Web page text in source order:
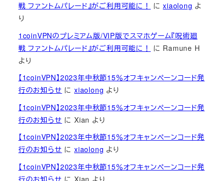
戦 ファントムパレード』がご利用可能に！
にxiaolong よ
り
1coinVPNのプレミアム版/VIP版でスマホゲーム『呪術廻
戦 ファントムパレード』がご利用可能に！
に Ramune H
より
【1coinVPN】2023年中秋節15％オフキャンペーンコード発
行のお知らせ にxiaolong より
【1coinVPN】2023年中秋節15％オフキャンペーンコード発
行のお知らせ にXian より
【1coinVPN】2023年中秋節15％オフキャンペーンコード発
行のお知らせ にxiaolong より
【1coinVPN】2023年中秋節15％オフキャンペーンコード発